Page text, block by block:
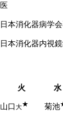
医
日本消化器病学
日本消化器内視
火 水
山口 大★ 菊池